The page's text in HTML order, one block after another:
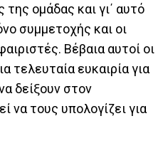
ομάδας και γι΄ αυτό
συμμετοχής και οι
Βέβαια αυτοί οι
τελευταία ευκαιρία για
δείξουν στον
να τους υπολογίζει για